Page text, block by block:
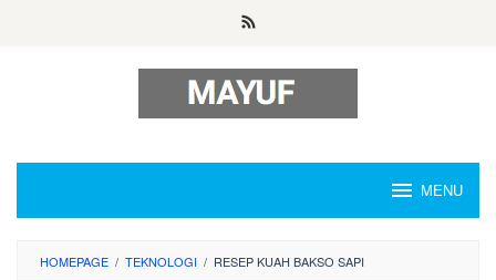
MENU
HOMEPAGE / TEKNOLOGI / RESEP KUAH BAKSO SAPI